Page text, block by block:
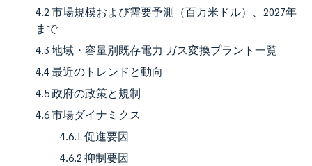
4.2 市場規模および需要予測（百万米ドル）、2027年
まで
4.3 地域・容量別既存電力-ガス変換プラント一覧
4.4 最近のトレンドと動向
4.5 政府の政策と規制
4.6 市場ダイナミクス
4.6.1 促進要因
4.6.2 抑制要因